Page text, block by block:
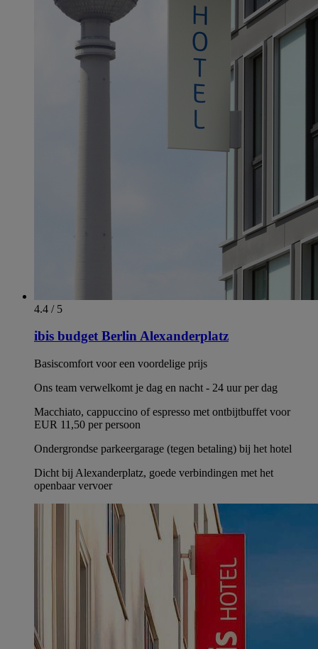
4.4 / 5
ibis budget Berlin Alexanderplatz
Basiscomfort voor een voordelige prijs
Ons team verwelkomt je dag en nacht - 24 uur per dag
Macchiato, cappuccino of espresso met ontbijtbuffet voor
EUR 11,50 per persoon
Ondergrondse parkeergarage (tegen betaling) bij het hotel
Dicht bij Alexanderplatz, goede verbindingen met het
openbaar vervoer